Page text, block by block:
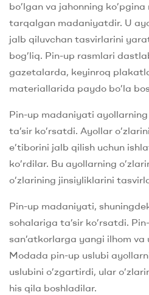
bo’lgan va jahonning
tarqalgan madaniyatdir. U
jalb qiluvchan tasvirlarini
bog’liq. Pin-up rasmlari
gazetalarda, keyinroq
materiallarida paydo bo’la
Pin-up madaniyati
ta’sir ko’rsatdi. Ayollar
e’tiborini jalb qilish uchun
ko’rdilar. Bu ayollarning
o’zlarining jinsiyliklarini
Pin-up madaniyati,
sohalariga ta’sir ko’rsatdi.
san’atkorlarga yangi ilhom va
Modada pin-up uslubi
uslubini o’zgartirdi, ular
his qila boshladilar.